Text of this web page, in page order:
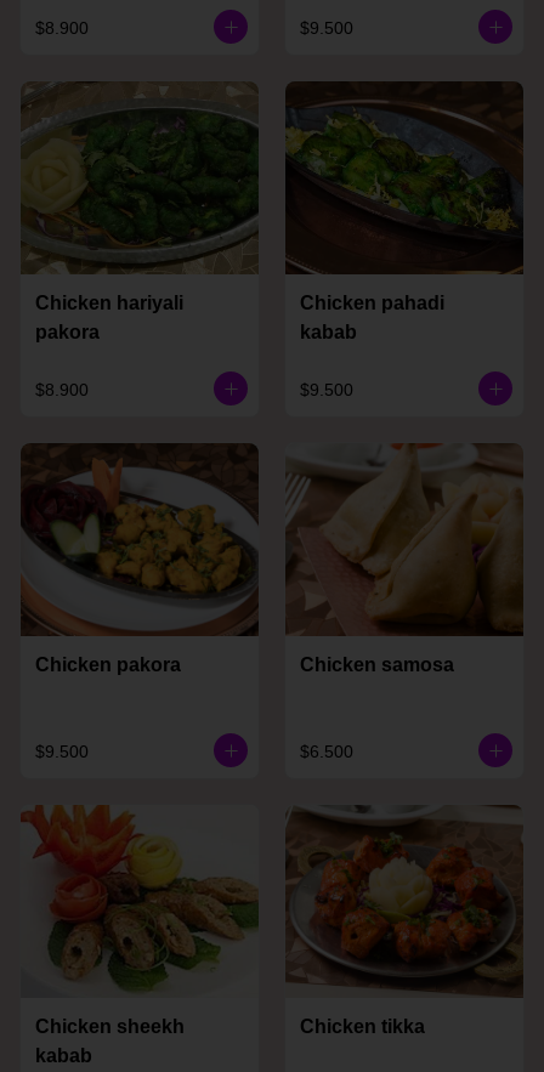
$8.900 $9.500
Chicken hariyali
pakora
$8.900
Chicken pahadi
kabab
$9.500
Chicken pakora
$9.500
Chicken samosa
$6.500
Chicken sheekh
kabab
Chicken tikka